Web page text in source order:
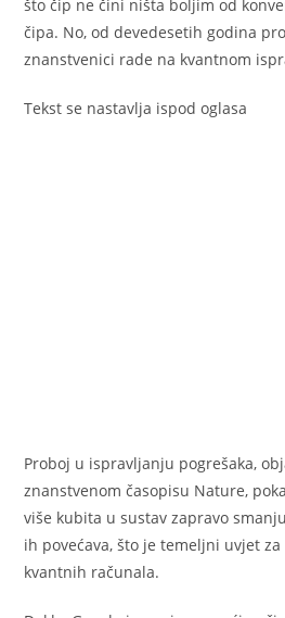
što čip ne čini ništa boljim od
čipa. No, od devedesetih godina
znanstvenici rade na kvantnom
Tekst se nastavlja ispod oglasa
Proboj u ispravljanju pogrešaka,
znanstvenom časopisu Nature,
više kubita u sustav zapravo
ih povećava, što je temeljni uvjet
kvantnih računala.